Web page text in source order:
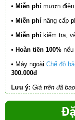
• Miễn phí mượn điện
• Miễn phí nâng cấp
• Miễn phí kiểm tra,
• Hoàn tiền 100%
• Máy ngoài Chế độ
300.000đ
Lưu ý: Giá trên đã